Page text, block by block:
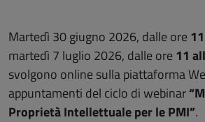
Martedì 30 giugno 2026, dalle ore
martedì 7 luglio 2026, dalle ore11
svolgono online sulla piattaforma
appuntamenti del ciclo di webinar
Proprietà Intellettuale per le PMI”.